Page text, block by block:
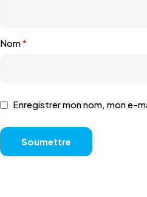
Nom*
Enregistrer mon nom, mon e-